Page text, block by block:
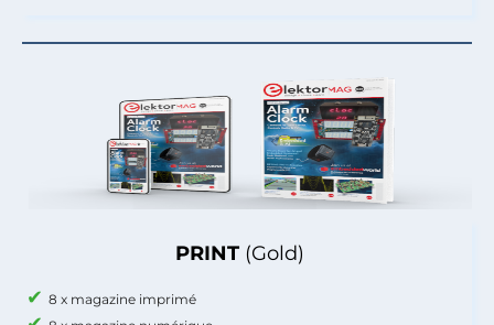
PRINT (Gold)
8 x magazine imprimé